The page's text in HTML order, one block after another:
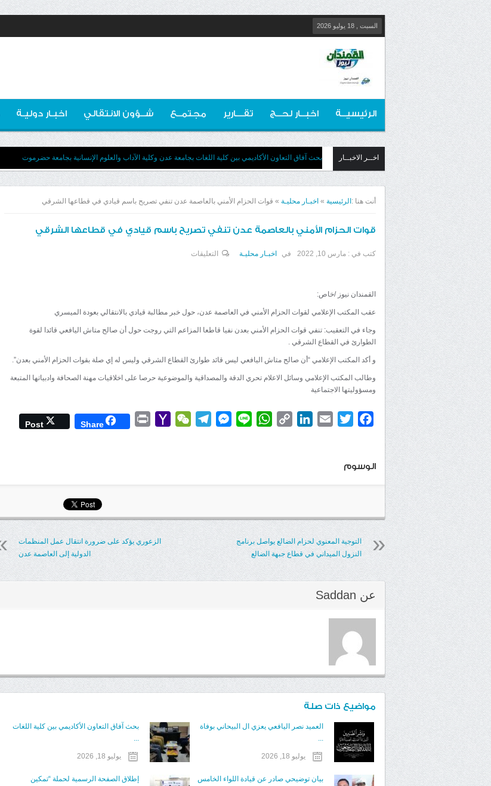
السبت , 18 يوليو 2026
الرئيسيــة اخبــار لحــج تقـــارير مجتمــع شــؤون الانتقالي اخبـار دوليـة
اخــر الاخبــار بحث آفاق التعاون الأكاديمي بين كلية اللغات بجامعة عدن وكلية الآداب والعلوم الإنسانية بجامعة حضرموت
أنت هنا : الرئيسية » اخبـار محليـة » قوات الحزام الأمني بالعاصمة عدن تنفي تصريح باسم قيادي في قطاعها الشرقي
قوات الحزام الأمني بالعاصمة عدن تنفي تصريح باسم قيادي في قطاعها الشرقي
كتب في : مارس 10, 2022 في اخبـار محليـة التعليقات
بالعاصمة
عدن
تصريح
قطاعها
القمندان نيوز /خاص:
عقب المكتب الإعلامي لقوات الحزام الأمني في العاصمة عدن، حول خبر مطالبة قيادي بالانتقالي بعودة الميسري
وجاء في التعقيب: تنفي قوات الحزام الأمني بعدن نفيا قاطعا المزاعم التي روجت حول أن صالح متاش اليافعي قائدا لقوة
الطوارئ في القطاع الشرقي .
و أكد المكتب الإعلامي “أن صالح متاش اليافعي ليس قائد طوارئ القطاع الشرقي وليس له إي صلة بقوات الحزام الأمني بعدن”.
وطالب المكتب الإعلامي وسائل الاعلام تحري الدقة والمصداقية والموضوعية حرصا على اخلاقيات مهنة الصحافة وادبياتها المتبعة
ومسؤوليتها الاجتماعية
Facebook
Twitter
Email
LinkedIn
Copy
WhatsApp
Line
Messenger
Telegram
WeChat
Yahoo
Print
Share
Post
الوسوم
الزعوري يؤكد على ضرورة انتقال عمل المنظمات
الدولية إلى العاصمة عدن
التوجية المعنوي لحزام الضالع يواصل برنامج
النزول الميداني في قطاع جبهة الضالع
عن Saddan
مواضيع ذات صلة
العميد نصر اليافعي يعزي ال البيحاني بوفاة
...
يوليو 18, 2026
بحث آفاق التعاون الأكاديمي بين كلية اللغات
...
يوليو 18, 2026
​بيان توضيحي صادر عن قيادة اللواء الخامس
إطلاق الصفحة الرسمية لحملة “تمكين